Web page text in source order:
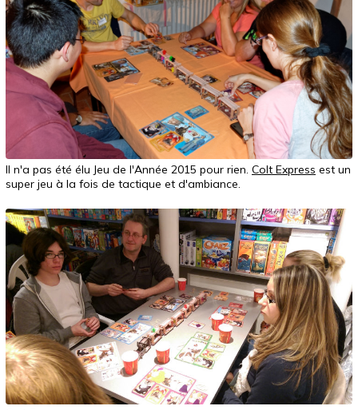
Il n'a pas été élu Jeu de l'Année 2015 pour rien. Colt Express est un
super jeu à la fois de tactique et d'ambiance.